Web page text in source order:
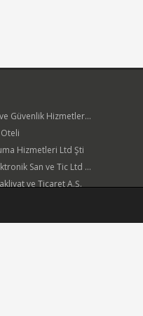
ISS Proser Koruma ve Güvenlik Hizmetleri A.Ş.
Hizmetleri Ltd Şti
Gmt Endüstriyel Elektronik San ve Tic Ltd Şti
ve Ticaret A.Ş.
Hizmetleri A.Ş.